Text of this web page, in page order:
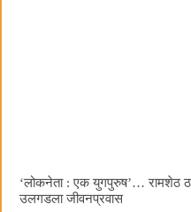
‌‘लोकनेता : एक युगपुरुष‌’… रामशेठ
उलगडला जीवनप्रवास